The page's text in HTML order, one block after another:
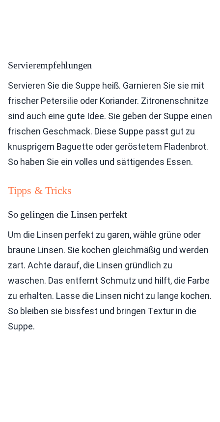
Servierempfehlungen
Servieren Sie die Suppe heiß. Garnieren Sie sie mit
frischer Petersilie oder Koriander. Zitronenschnitze
sind auch eine gute Idee. Sie geben der Suppe einen
frischen Geschmack. Diese Suppe passt gut zu
knusprigem Baguette oder geröstetem Fladenbrot.
So haben Sie ein volles und sättigendes Essen.
Tipps & Tricks
So gelingen die Linsen perfekt
Um die Linsen perfekt zu garen, wähle grüne oder
braune Linsen. Sie kochen gleichmäßig und werden
zart. Achte darauf, die Linsen gründlich zu
waschen. Das entfernt Schmutz und hilft, die Farbe
zu erhalten. Lasse die Linsen nicht zu lange kochen.
So bleiben sie bissfest und bringen Textur in die
Suppe.